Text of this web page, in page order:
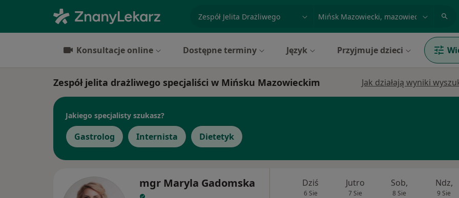
specjalizacja, badanie lub nazwiskomiasto lub dzielnica
Konsultacje online Dostępne terminy Język Przyjmuje dzieci
Zespół jelita drażliwego specjaliści w Mińsku Mazowieckim Jak działają wyniki
Jakiego specjalisty szukasz?
Gastrolog Internista Dietetyk
mgr Maryla Gadomska Dziś
6 Sie
Jutro
7 Sie
Sob,
8 Sie
Ndz,
9 Sie